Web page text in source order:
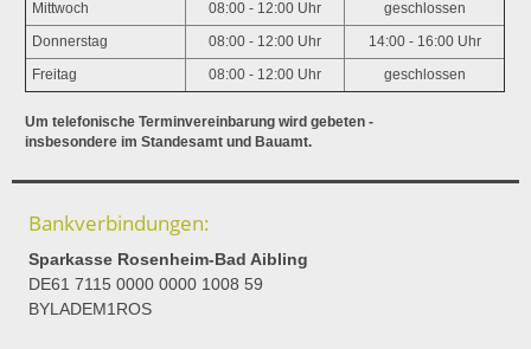
Mittwoch 08:00 - 12:00 Uhr geschlossen
Donnerstag 08:00 - 12:00 Uhr 14:00 - 16:00 Uhr
Freitag 08:00 - 12:00 Uhr geschlossen
Um telefonische Terminvereinbarung wird gebeten -
insbesondere im Standesamt und Bauamt.
Bankverbindungen:
Sparkasse Rosenheim-Bad Aibling
DE61 7115 0000 0000 1008 59
BYLADEM1ROS